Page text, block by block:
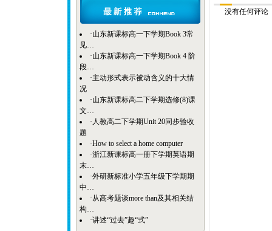
·山东新课标高一下学期Book 3常
见…
·山东新课标高一下学期Book 4 阶
段…
·主动形式表示被动含义的十大情
况
·山东新课标高二下学期选修(8)课
文…
· 人教高二下学期Unit 20同步验收
题
·How to select a home computer
·浙江新课标高一册下学期英语期
末…
·外研新标准小学五年级下学期期
中…
·从高考题谈more than及其相关结
构…
·讲述“过去”趣“式”
没有任何评论